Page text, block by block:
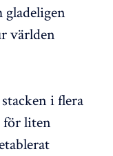
gladeligen
världen
i flera
för liten